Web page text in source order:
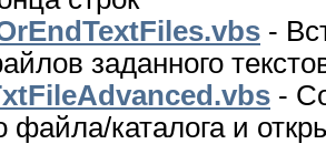
-
заданного
-
файла/каталога и